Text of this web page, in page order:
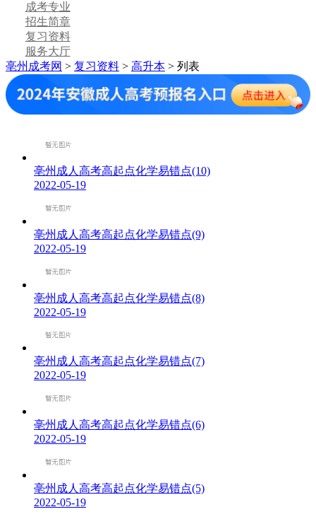
成考专业
招生简章
复习资料
服务大厅
亳州成考网 > 复习资料 > 高升本 > 列表
亳州成人高考高起点化学易错点(10)
2022-05-19
亳州成人高考高起点化学易错点(9)
2022-05-19
亳州成人高考高起点化学易错点(8)
2022-05-19
亳州成人高考高起点化学易错点(7)
2022-05-19
亳州成人高考高起点化学易错点(6)
2022-05-19
亳州成人高考高起点化学易错点(5)
2022-05-19